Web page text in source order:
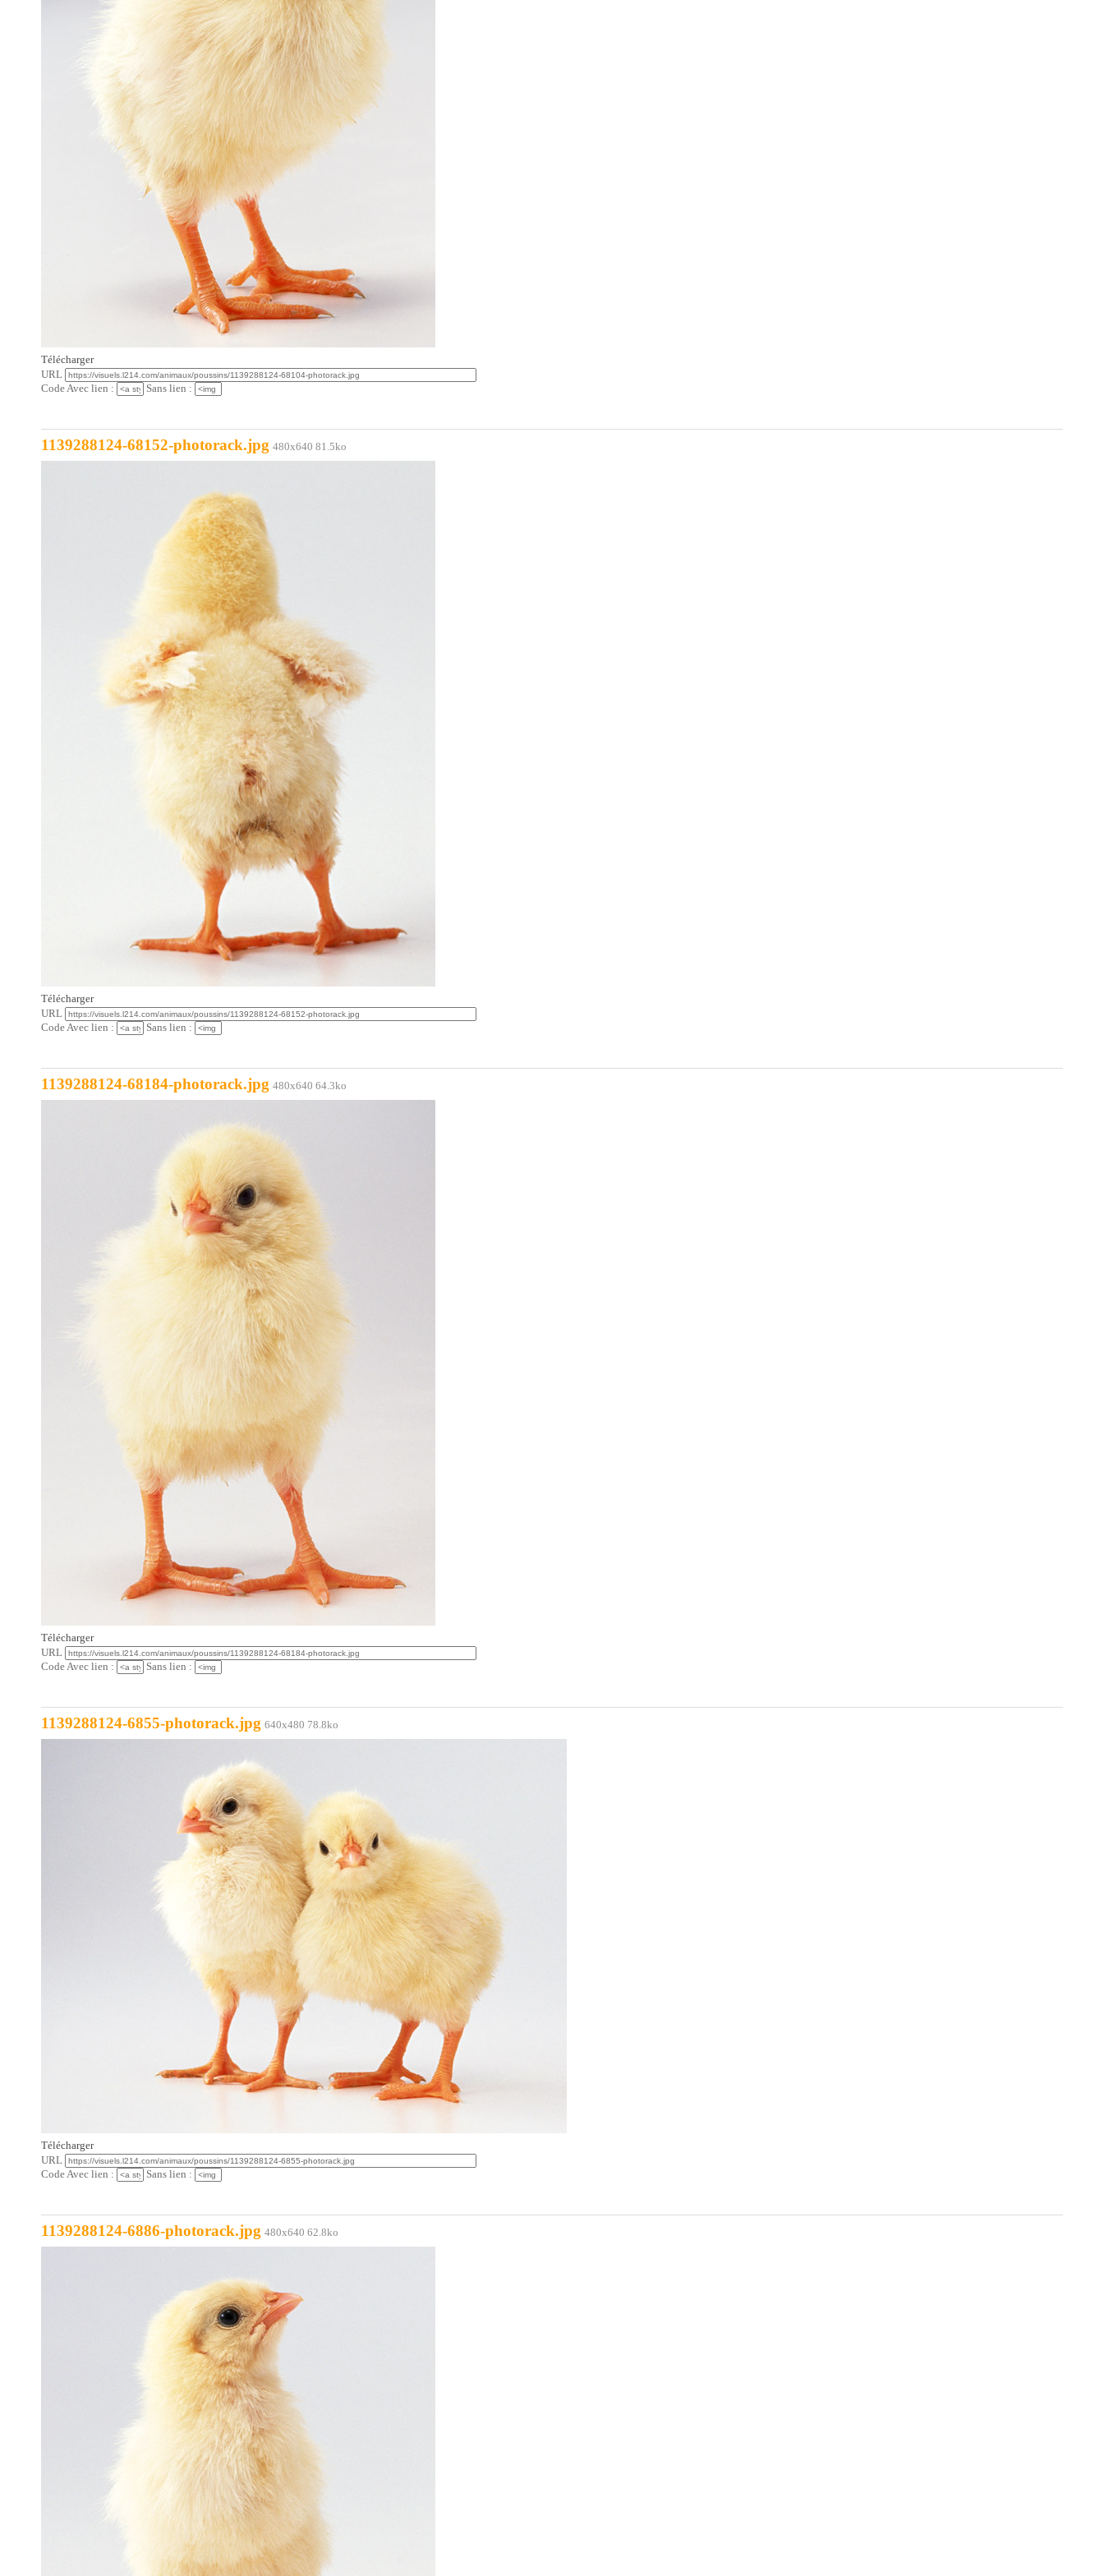
Télécharger
URL
Code Avec lien :
Sans lien :
1139288124-68152-photorack.jpg 480x640 81.5ko
Télécharger
URL
Code Avec lien :
Sans lien :
1139288124-68184-photorack.jpg 480x640 64.3ko
Télécharger
URL
Code Avec lien :
Sans lien :
1139288124-6855-photorack.jpg 640x480 78.8ko
Télécharger
URL
Code Avec lien :
Sans lien :
1139288124-6886-photorack.jpg 480x640 62.8ko